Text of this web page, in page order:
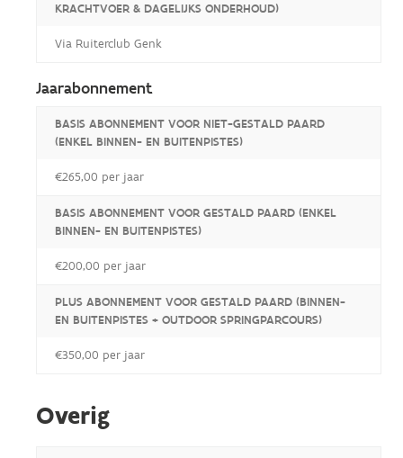
KRACHTVOER & DAGELIJKS ONDERHOUD)
Via Ruiterclub Genk
Jaarabonnement
BASIS ABONNEMENT VOOR NIET-GESTALD PAARD
(ENKEL BINNEN- EN BUITENPISTES)
€265,00 per jaar
BASIS ABONNEMENT VOOR GESTALD PAARD (ENKEL
BINNEN- EN BUITENPISTES)
€200,00 per jaar
PLUS ABONNEMENT VOOR GESTALD PAARD (BINNEN-
EN BUITENPISTES + OUTDOOR SPRINGPARCOURS)
€350,00 per jaar
Overig